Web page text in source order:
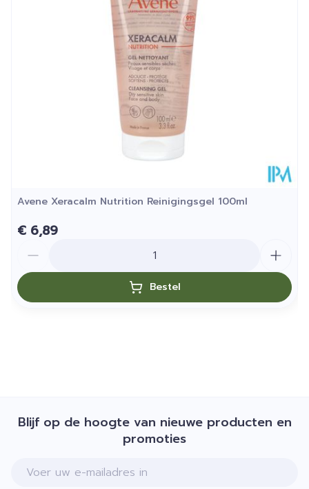
150
Kamertemperatuur (15°C -
25°C)
Avene Xeracalm Nutrition Reinigingsgel 100ml
€ 6,89
Bestel
Blijf op de hoogte van nieuwe producten en
promoties
E-mail adres